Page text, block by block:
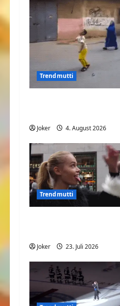
Trendmutti
Joker 4. August 2026
Trendmutti
Joker 23. Juli 2026